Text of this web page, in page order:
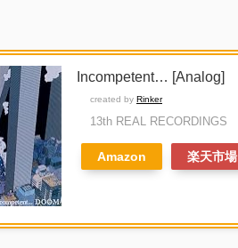
Incompetent… [Analog]
created by Rinker
13th REAL RECORDINGS
Amazon 楽天市場